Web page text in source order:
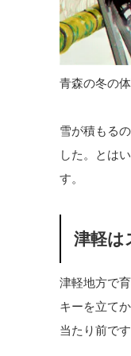
青森の冬の
雪が積もる
した。とは
す。
津軽は
津軽地方で
キーを立て
当たり前で